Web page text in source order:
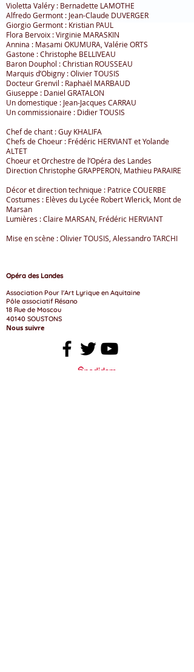
Violetta Valéry : Bernadette LAMOTHE
Alfredo Germont : Jean-Claude DUVERGER
Giorgio Germont : Kristian PAUL
Flora Bervoix : Virginie MARASKIN
Annina : Masami OKUMURA, Valérie ORTS
Gastone : Christophe BELLIVEAU
Baron Douphol : Christian ROUSSEAU
Marquis d’Obigny : Olivier TOUSIS
Docteur Grenvil : Raphaël MARBAUD
Giuseppe : Daniel GRATALON
Un domestique : Jean-Jacques CARRAU
Un commissionaire : Didier TOUSIS
Chef de chant : Guy KHALIFA
Chefs de Choeur : Frédéric HERVIANT et Yolande
ALTET
Choeur et Orchestre de l’Opéra des Landes
Direction Christophe GRAPPERON, Mathieu PARAIRE
Décor et direction technique : Patrice COUERBE
Costumes : Elèves du Lycée Robert Wlerick, Mont de
Marsan
Lumières : Claire MARSAN, Frédéric HERVIANT
Mise en scène : Olivier TOUSIS, Alessandro TARCHI
Opéra des Landes
Association Pour l'Art Lyrique en Aquitaine​
Pôle associatif Résano
18 Rue de Moscou
40140 SOUSTONS
Nous suivre